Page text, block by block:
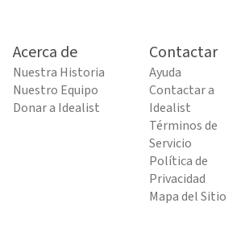
Acerca de
Nuestra Historia
Nuestro Equipo
Donar a Idealist
Contactar
Ayuda
Contactar a
Idealist
Términos de
Servicio
Política de
Privacidad
Mapa del Sitio